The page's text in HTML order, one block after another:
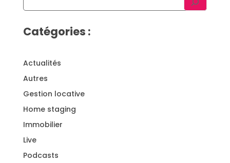
Catégories :
Actualités
Autres
Gestion locative
Home staging
Immobilier
Live
Podcasts